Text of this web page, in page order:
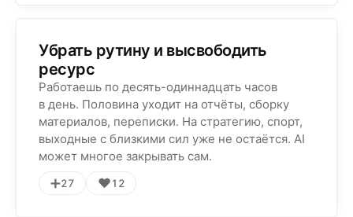
Убрать рутину и высвободить
ресурс
Работаешь по десять-одиннадцать часов
в день. Половина уходит на отчёты, сборку
материалов, переписки. На стратегию, спорт,
выходные с близкими сил уже не остаётся. AI
может многое закрывать сам.
➕27 ❤️12